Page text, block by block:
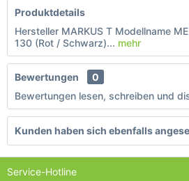
Produktdetails
Hersteller MARKUS T Modellname
130 (Rot / Schwarz)... mehr
Bewertungen
0
Bewertungen lesen, schreiben und
Kunden haben sich ebenfalls
Service-Hotline